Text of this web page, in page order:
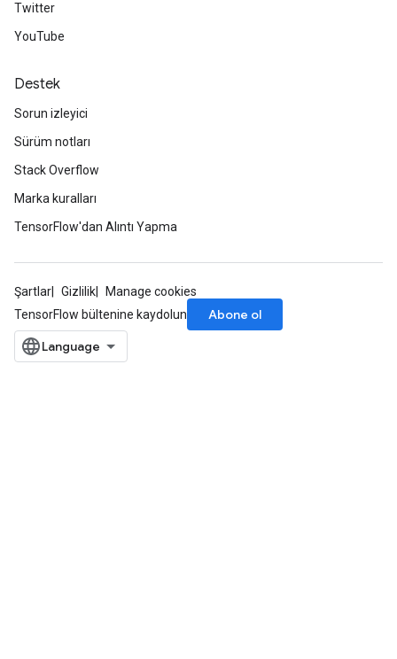
Twitter
YouTube
Destek
Sorun izleyici
Sürüm notları
Stack Overflow
Marka kuralları
TensorFlow'dan Alıntı Yapma
Şartlar Gizlilik
Manage cookies
TensorFlow bültenine kaydolun
Abone ol